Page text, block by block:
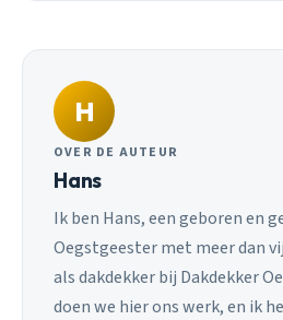
H
OVER DE AUTEUR
Hans
Ik ben Hans, een geboren en
Oegstgeester met meer dan
als dakdekker bij Dakdekker
doen we hier ons werk, en ik